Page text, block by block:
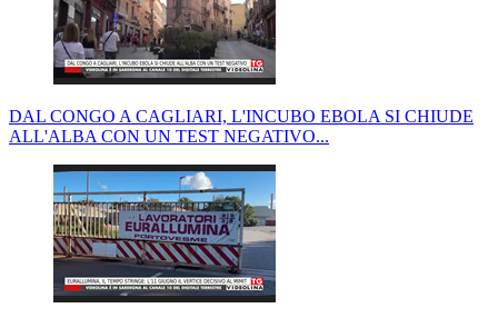
DAL CONGO A CAGLIARI, L'INCUBO EBOLA SI CHIUDE
ALL'ALBA CON UN TEST NEGATIVO...